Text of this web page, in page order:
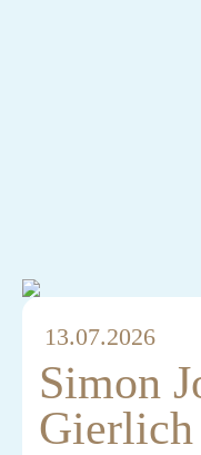
13.07.2026
Simon
Gierlich